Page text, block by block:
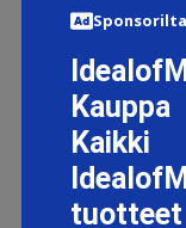
STRONG
Kauppa
Kaikki
tuotteet